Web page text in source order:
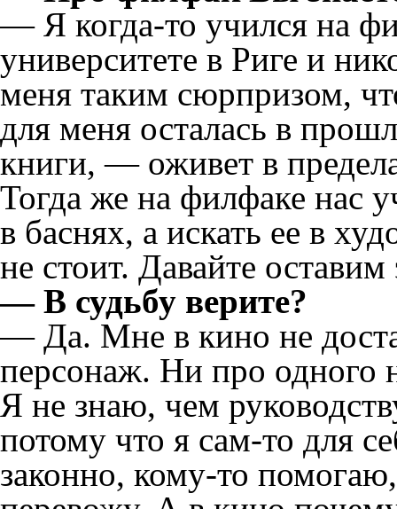
— Я когда-то учился на
университете в Риге и
меня таким сюрпризом,
для меня осталась в
книги, — оживет в
Тогда же на филфаке нас
в баснях, а искать ее в
не стоит. Давайте
— В судьбу верите?
— Да. Мне в кино не
персонаж. Ни про одного
Я не знаю, чем
потому что я сам-то для
законно, кому-то